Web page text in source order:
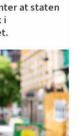
at staten
i